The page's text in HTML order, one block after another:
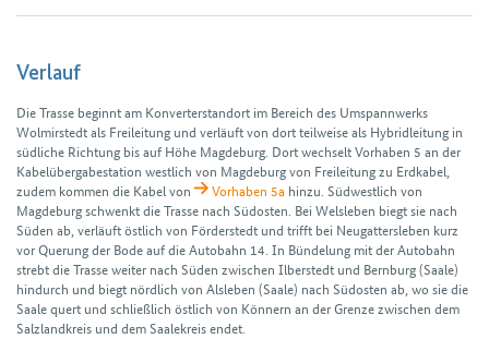
Verlauf
Die Trasse beginnt am Konverter­standort im Bereich des Umspann­werks
Wolmirstedt als Frei­leitung und verläuft von dort teil­weise als Hybrid­leitung in
südliche Richtung bis auf Höhe Magdeburg. Dort wechselt Vorhaben 5 an der
Kabel­übergabe­station westlich von Magdeburg von Frei­leitung zu Erd­kabel,
zudem kommen die Kabel von
Vorhaben 5a hinzu. Süd­westlich von
Magdeburg schwenkt die Trasse nach Süd­osten. Bei Welsleben biegt sie nach
Süden ab, verläuft östlich von Förderstedt und trifft bei Neu­gatters­leben kurz
vor Querung der Bode auf die Auto­bahn 14. In Bündelung mit der Auto­bahn
strebt die Trasse weiter nach Süden zwischen Ilberstedt und Bernburg (Saale)
hindurch und biegt nördlich von Alsleben (Saale) nach Süd­osten ab, wo sie die
Saale quert und schließlich östlich von Könnern an der Grenze zwischen dem
Salz­landkreis und dem Saale­kreis endet.